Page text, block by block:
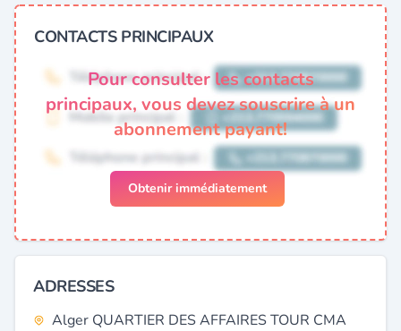
CONTACTS PRINCIPAUX
Pour consulter les contacts
principaux, vous devez souscrire à un
abonnement payant!
Obtenir immédiatement
ADRESSES
Alger QUARTIER DES AFFAIRES TOUR CMA